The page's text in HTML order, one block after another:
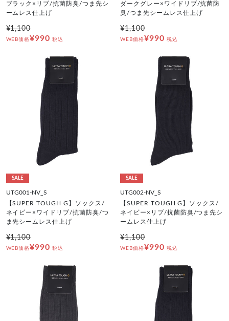
ブラック×リブ/抗菌防臭/つま先シ
ームレス仕上げ
¥1,100
WEB価格¥990 税込
ダークグレー×ワイドリブ/抗菌防
臭/つま先シームレス仕上げ
¥1,100
WEB価格¥990 税込
SALE
UTG001-NV_S
【SUPER TOUGH G】ソックス/
ネイビー×ワイドリブ/抗菌防臭/つ
ま先シームレス仕上げ
¥1,100
WEB価格¥990 税込
SALE
UTG002-NV_S
【SUPER TOUGH G】ソックス/
ネイビー×リブ/抗菌防臭/つま先シ
ームレス仕上げ
¥1,100
WEB価格¥990 税込